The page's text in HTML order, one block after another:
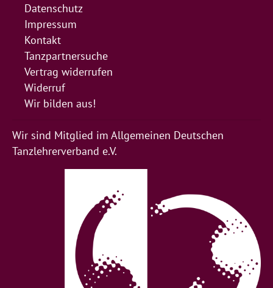
Datenschutz
Impressum
Kontakt
Tanzpartnersuche
Vertrag widerrufen
Widerruf
Wir bilden aus!
Wir sind Mitglied im Allgemeinen Deutschen
Tanzlehrerverband e.V.